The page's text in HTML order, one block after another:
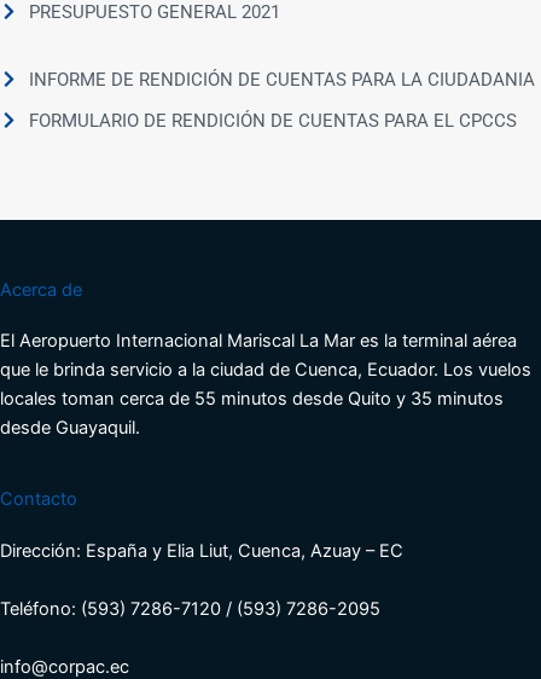
PRESUPUESTO GENERAL 2021
INFORME DE RENDICIÓN DE CUENTAS PARA LA CIUDADANIA
FORMULARIO DE RENDICIÓN DE CUENTAS PARA EL CPCCS
Acerca de
El Aeropuerto Internacional Mariscal La Mar es la terminal aérea
que le brinda servicio a la ciudad de Cuenca, Ecuador. Los vuelos
locales toman cerca de 55 minutos desde Quito y 35 minutos
desde Guayaquil.
Contacto
Dirección: España y Elia Liut, Cuenca, Azuay – EC
Teléfono: (593) 7286-7120 / (593) 7286-2095
info@corpac.ec